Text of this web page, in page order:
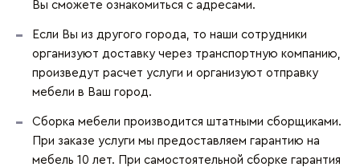
Вы сможете ознакомиться с адресами.
Если Вы из другого города, то наши сотрудники
организуют доставку через транспортную компанию,
произведут расчет услуги и организуют отправку
мебели в Ваш город.
Сборка мебели производится штатными сборщиками.
При заказе услуги мы предоставляем гарантию на
мебель 10 лет. При самостоятельной сборке гарантия